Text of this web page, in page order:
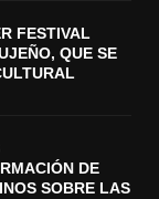
FESTIVAL
QUE SE
DE
SOBRE LAS